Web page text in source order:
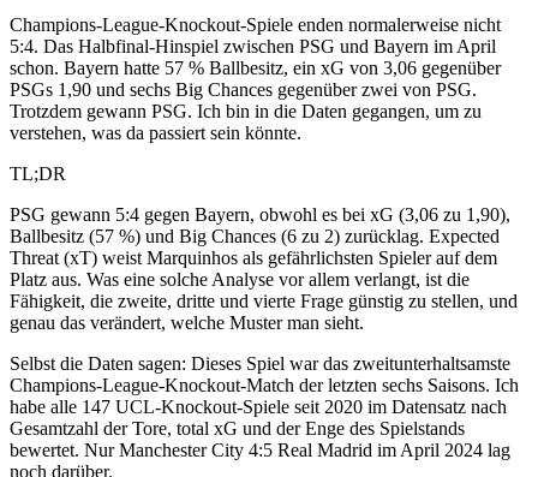
Champions-League-Knockout-Spiele enden normalerweise nicht
5:4. Das Halbfinal-Hinspiel zwischen PSG und Bayern im April
schon. Bayern hatte 57 % Ballbesitz, ein xG von 3,06 gegenüber
PSGs 1,90 und sechs Big Chances gegenüber zwei von PSG.
Trotzdem gewann PSG. Ich bin in die Daten gegangen, um zu
verstehen, was da passiert sein könnte.
TL;DR
PSG gewann 5:4 gegen Bayern, obwohl es bei xG (3,06 zu 1,90),
Ballbesitz (57 %) und Big Chances (6 zu 2) zurücklag. Expected
Threat (xT) weist Marquinhos als gefährlichsten Spieler auf dem
Platz aus. Was eine solche Analyse vor allem verlangt, ist die
Fähigkeit, die zweite, dritte und vierte Frage günstig zu stellen, und
genau das verändert, welche Muster man sieht.
Selbst die Daten sagen: Dieses Spiel war das zweitunterhaltsamste
Champions-League-Knockout-Match der letzten sechs Saisons. Ich
habe alle 147 UCL-Knockout-Spiele seit 2020 im Datensatz nach
Gesamtzahl der Tore, total xG und der Enge des Spielstands
bewertet. Nur Manchester City 4:5 Real Madrid im April 2024 lag
noch darüber.